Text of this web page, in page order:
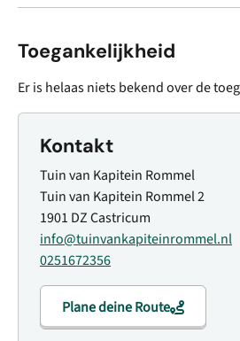
Toegankelijkheid
Er is helaas niets bekend over de
Kontakt
Tuin van Kapitein Rommel
Tuin van Kapitein Rommel 2
1901 DZ Castricum
info@tuinvankapiteinrommel.nl
0251672356
Plane deine Route